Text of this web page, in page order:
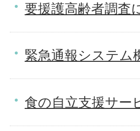
要援護高齢者調査
緊急通報システム
食の自立支援サー